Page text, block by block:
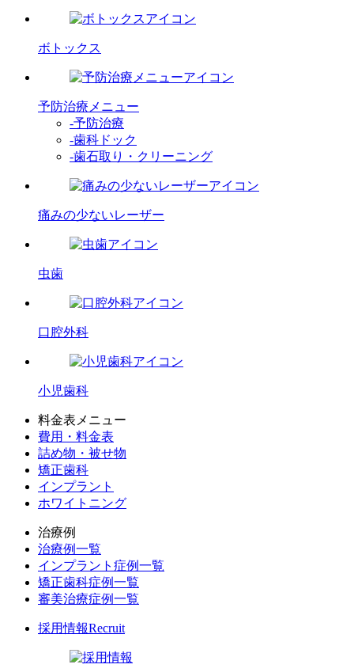
ボトックス
予防治療メニュー
-予防治療
-歯科ドック
-歯石取り・クリーニング
痛みの少ないレーザー
虫歯
口腔外科
小児歯科
料金表メニュー
費用・料金表
詰め物・被せ物
矯正歯科
インプラント
ホワイトニング
治療例
治療例一覧
インプラント症例一覧
矯正歯科症例一覧
審美治療症例一覧
採用情報Recruit